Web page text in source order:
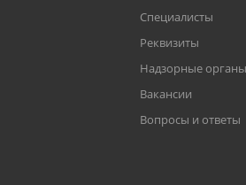
Специалисты
Реквизиты
Надзорные органы
Вакансии
Вопросы и ответы